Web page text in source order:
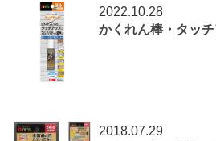
2022.10.28
かくれん棒・タッチ
2018.07.29